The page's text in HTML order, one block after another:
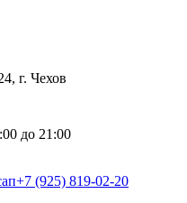
г. Чехов
до 21:00
+7 (925) 819-02-20